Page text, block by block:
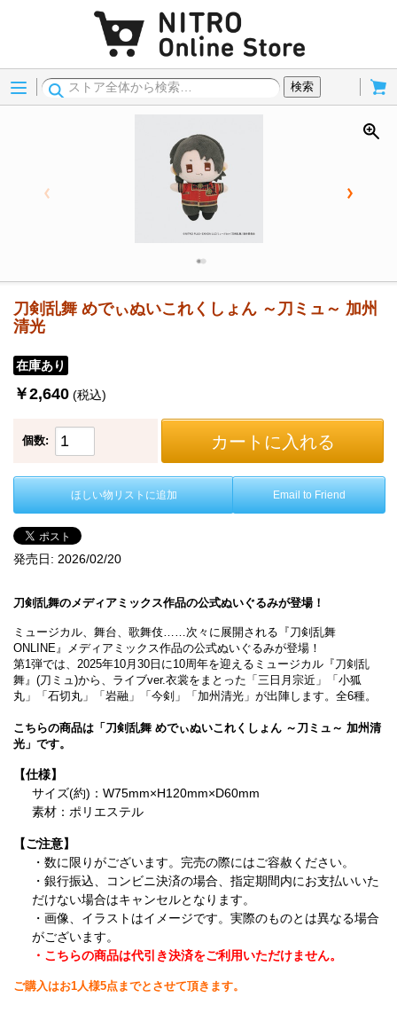
Menu
検索
刀剣乱舞 めでぃぬいこれくしょん ～刀ミュ～ 加州
清光
在庫あり
￥2,640 (税込)
個数: カートに入れる
ほしい物リストに追加 Email to Friend
発売日: 2026/02/20
刀剣乱舞のメディアミックス作品の公式ぬいぐるみが登場！
ミュージカル、舞台、歌舞伎……次々に展開される『刀剣乱舞
ONLINE』メディアミックス作品の公式ぬいぐるみが登場！
第1弾では、2025年10月30日に10周年を迎えるミュージカル『刀剣乱
舞』(刀ミュ)から、ライブver.衣裳をまとった「三日月宗近」「小狐
丸」「石切丸」「岩融」「今剣」「加州清光」が出陣します。全6種。
こちらの商品は「刀剣乱舞 めでぃぬいこれくしょん ～刀ミュ～ 加州清
光」です。
【仕様】
サイズ(約)：W75mm×H120mm×D60mm
素材：ポリエステル
【ご注意】
・数に限りがございます。完売の際にはご容赦ください。
・銀行振込、コンビニ決済の場合、指定期間内にお支払いいた
だけない場合はキャンセルとなります。
・画像、イラストはイメージです。実際のものとは異なる場合
がございます。
・こちらの商品は代引き決済をご利用いただけません。
ご購入はお1人様5点までとさせて頂きます。